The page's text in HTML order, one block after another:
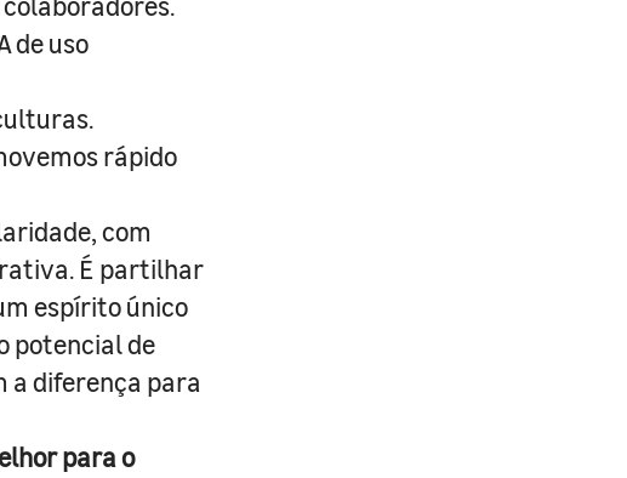
de uso
rápido
com
É partilhar
espírito único
potencial de
a diferença para
para o